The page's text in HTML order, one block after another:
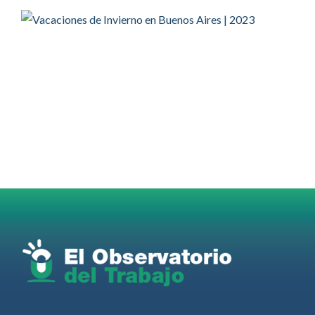
RT@casdcamioneros
1 1 Twitter